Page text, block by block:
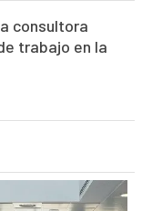
consultora
trabajo en la